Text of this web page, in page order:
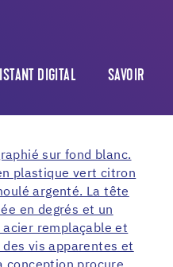
DIGITAL SAVOIR